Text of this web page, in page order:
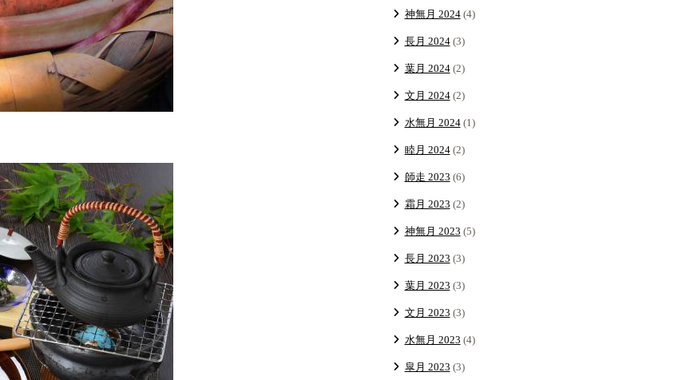
神無月 2024(4)
長月 2024(3)
葉月 2024(2)
文月 2024(2)
水無月 2024(1)
睦月 2024(2)
師走 2023 (6)
霜月 2023 (2)
神無月 2023 (5)
長月 2023 (3)
葉月 2023 (3)
文月 2023 (3)
水無月 2023 (4)
皐月 2023 (3)